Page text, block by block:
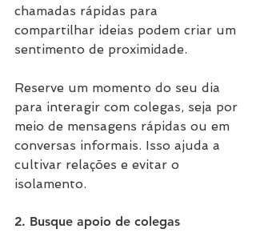
chamadas rápidas para
compartilhar ideias podem criar um
sentimento de proximidade.
Reserve um momento do seu dia
para interagir com colegas, seja por
meio de mensagens rápidas ou em
conversas informais. Isso ajuda a
cultivar relações e evitar o
isolamento.
2. Busque apoio de colegas